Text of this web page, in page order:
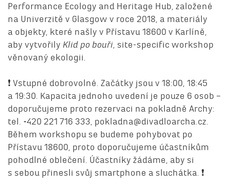
Performance Ecology and Heritage Hub, založené
na Univerzitě v Glasgow v roce 2018, a materiály
a objekty, které našly v Přístavu 18600 v Karlíně,
aby vytvořily Klid po bouři , site-specific workshop
věnovaný ekologii.
❗ Vstupné dobrovolné. Začátky jsou v 18:00, 18:45
a 19:30. Kapacita jednoho uvedení je pouze 6 osob –
doporučujeme proto rezervaci na pokladně Archy:
tel. +420 221 716 333, pokladna@divadloarcha.cz.
Během workshopu se budeme pohybovat po
Přístavu 18600, proto doporučujeme účastníkům
pohodlné oblečení. Účastníky žádáme, aby si
s sebou přinesli svůj smartphone a sluchátka. ❗